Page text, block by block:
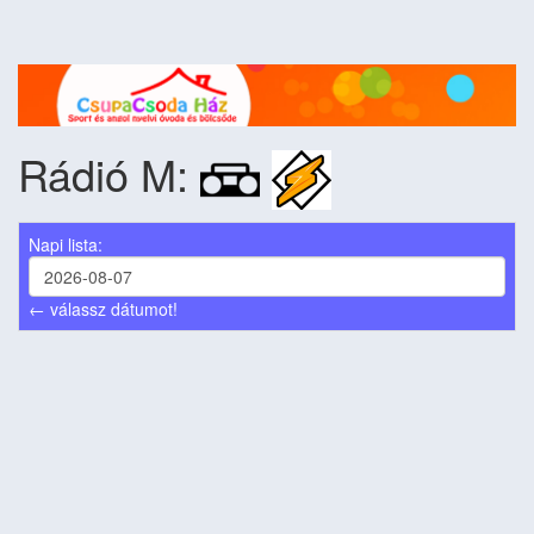
Rádió M:
Napi lista:
← válassz dátumot!